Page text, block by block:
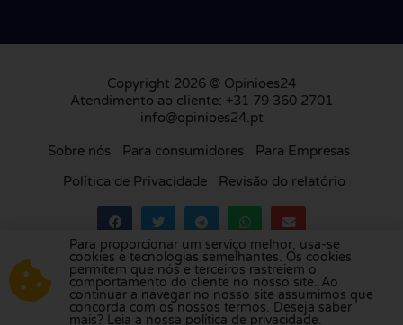
Copyright 2026 © Opinioes24
Atendimento ao cliente: +31 79 360 2701
info@opinioes24.pt
Sobre nós Para consumidores
Para Empresas
Política de Privacidade
Revisão do relatório
Visite a nossa plataforma de avaliações na
Holanda,Reino Unido, França,Alemanha,
Bélgica,Espanha, Itália,Polónia,Dinamarca,
Para proporcionar um serviço melhor, usa-se
cookies e tecnologias semelhantes. Os cookies
permitem que nós e terceiros rastreiem o
comportamento do cliente no nosso site. Ao
continuar a navegar no nosso site assumimos que
concorda com os nossos termos. Deseja saber
mais? Leia a nossa política de privacidade.